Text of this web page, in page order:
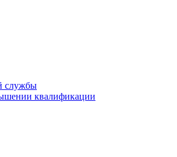
службы
квалификации